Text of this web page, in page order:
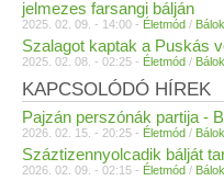
jelmezes farsangi bálján
2025. 02. 09. - 14:00 - Életmód / Bálok
Szalagot kaptak a Puskás
2025. 02. 08. - 02:25 - Életmód / Bálok
KAPCSOLÓDÓ HÍREK
Pajzán perszónák partija -
2026. 02. 15. - 20:25 - Életmód / Bálok
Száztizennyolcadik bálját
2026. 02. 09. - 02:15 - Életmód / Bálok